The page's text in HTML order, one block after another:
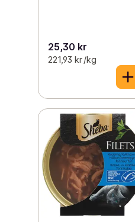
25,30 kr
221,93 kr /kg